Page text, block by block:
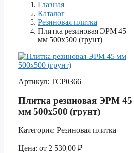
Главная
Каталог
Резиновая плитка
Плитка резиновая ЭРМ 45
мм 500х500 (грунт)
Артикул: ТСР0366
Плитка резиновая ЭРМ 45
мм 500х500 (грунт)
Категория: Резиновая плитка
Цена: от 2 530,00 ₽